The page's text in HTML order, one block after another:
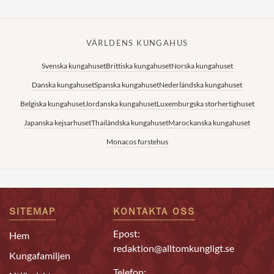
VÄRLDENS KUNGAHUS
Svenska kungahusetBrittiska kungahusetNorska kungahuset
Danska kungahusetSpanska kungahusetNederländska kungahuset
Belgiska kungahusetJordanska kungahusetLuxemburgska storhertighuset
Japanska kejsarhusetThailändska kungahusetMarockanska kungahuset
Monacos furstehus
SITEMAP
Hem
Kungafamiljen
KONTAKTA OSS
Epost:
redaktion@alltomkungligt.se